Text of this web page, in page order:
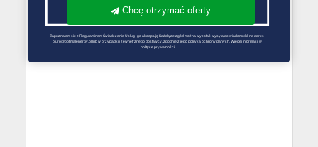
Chcę otrzymać oferty
Zapoznałem się z Regulaminem Świadczenie Usług i go akceptuję Każdą ze zgód można wycofać wysyłając wiadomość na adres
biuro@optimalenergy.pl lub w przypadku zewnętrznego dostawcy, zgodnie z jego polityką ochrony danych. Więcej informacji w
polityce prywatności